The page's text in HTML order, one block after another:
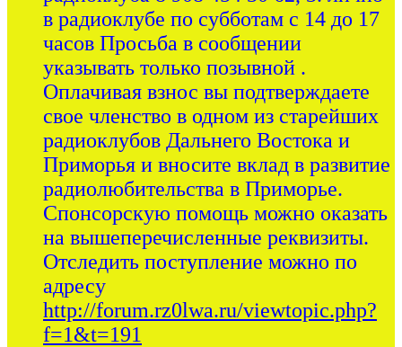
в радиоклубе по субботам с 14 до 17
часов Просьба в сообщении
указывать только позывной .
Оплачивая взнос вы подтверждаете
свое членство в одном из старейших
радиоклубов Дальнего Востока и
Приморья и вносите вклад в развитие
радиолюбительства в Приморье.
Спонсорскую помощь можно оказать
на вышеперечисленные реквизиты.
Отследить поступление можно по
адресу
http://forum.rz0lwa.ru/viewtopic.php?
f=1&t=191